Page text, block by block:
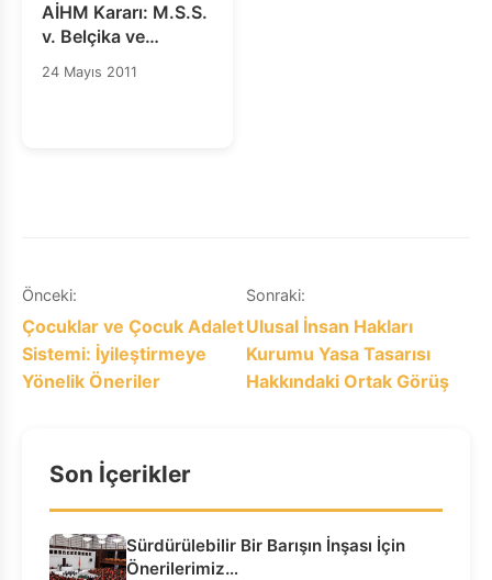
AİHM Kararı: M.S.S.
v. Belçika ve
Yunanistan (no:
30696/09)
24 Mayıs 2011
Yazı
gezinmesi
Önceki:
Çocuklar ve Çocuk Adalet
Sistemi: İyileştirmeye
Yönelik Öneriler
Sonraki:
Ulusal İnsan Hakları
Kurumu Yasa Tasarısı
Hakkındaki Ortak Görüş
Son İçerikler
Sürdürülebilir Bir Barışın İnşası İçin
Önerilerimiz…